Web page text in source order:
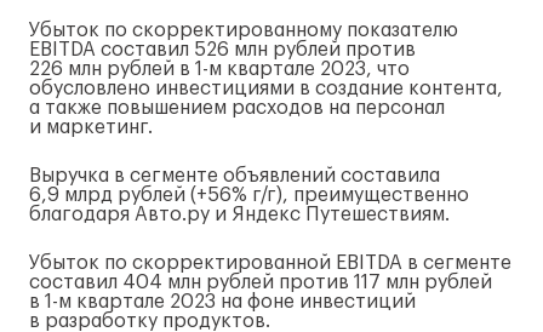
Убыток по скорректированному показателю
EBITDA составил 526 млн рублей против
226 млн рублей в 1-м квартале 2023, что
обусловлено инвестициями в создание контента,
а также повышением расходов на персонал
и маркетинг.
Выручка в сегменте объявлений составила
6,9 млрд рублей (+56% г/г), преимущественно
благодаря Авто.ру и Яндекс Путешествиям.
Убыток по скорректированной EBITDA в сегменте
составил 404 млн рублей против 117 млн рублей
в 1-м квартале 2023 на фоне инвестиций
в разработку продуктов.